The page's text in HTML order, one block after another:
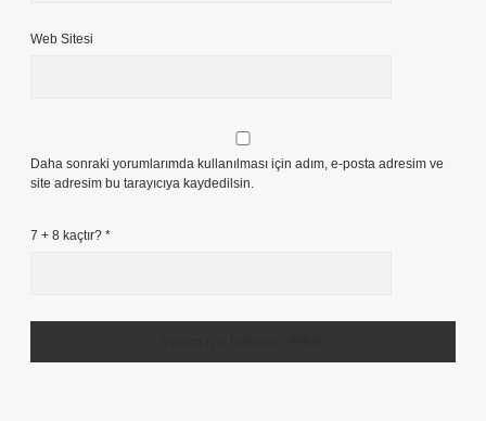
Web Sitesi
Daha sonraki yorumlarımda kullanılması için adım, e-posta adresim ve
site adresim bu tarayıcıya kaydedilsin.
7 + 8 kaçtır? *